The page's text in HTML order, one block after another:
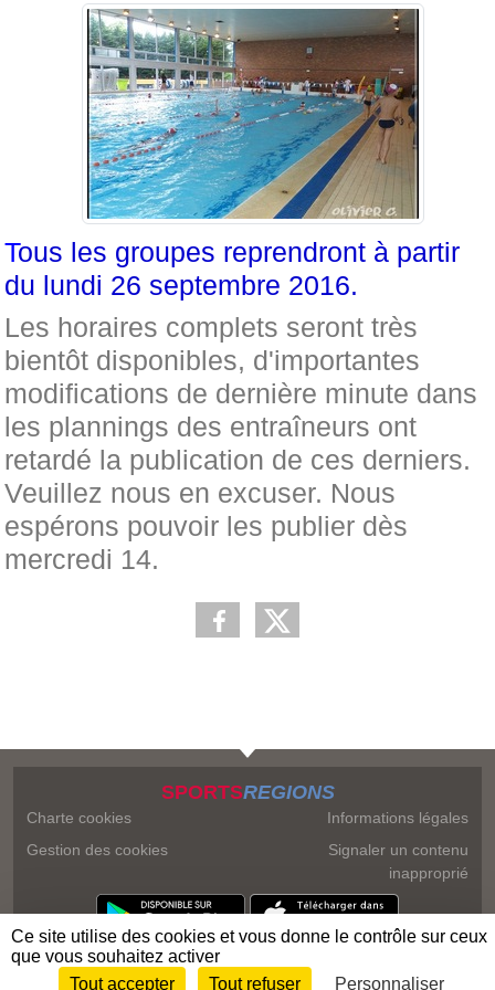
Tous les groupes reprendront à partir
du lundi 26 septembre 2016.
Les horaires complets seront très
bientôt disponibles, d'importantes
modifications de dernière minute dans
les plannings des entraîneurs ont
retardé la publication de ces derniers.
Veuillez nous en excuser. Nous
espérons pouvoir les publier dès
mercredi 14.
SPORTSREGIONS
Charte cookies
Gestion des cookies
Informations légales
Signaler un contenu
inapproprié
Envie de participer ? Connexion
Ce site utilise des cookies et vous donne le contrôle sur ceux
que vous souhaitez activer
Tout accepter
Tout refuser Personnaliser